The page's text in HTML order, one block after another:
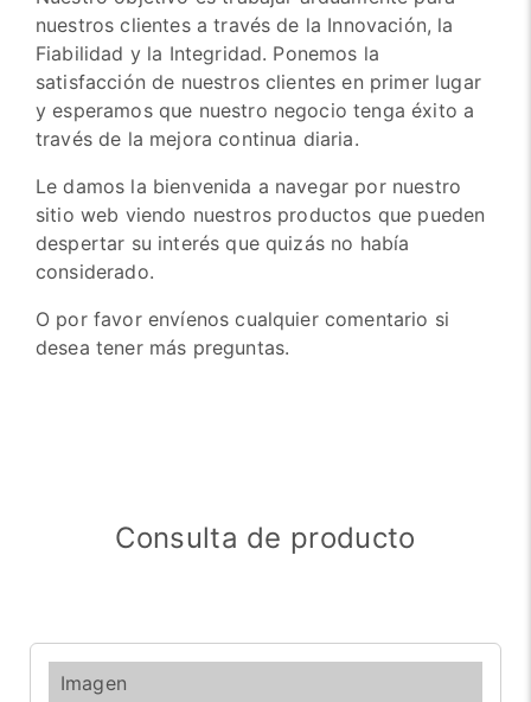
nuestros clientes a través de la Innovación, la
Fiabilidad y la Integridad. Ponemos la
satisfacción de nuestros clientes en primer lugar
y esperamos que nuestro negocio tenga éxito a
través de la mejora continua diaria.
Le damos la bienvenida a navegar por nuestro
sitio web viendo nuestros productos que pueden
despertar su interés que quizás no había
considerado.
O por favor envíenos cualquier comentario si
desea tener más preguntas.
Consulta de producto